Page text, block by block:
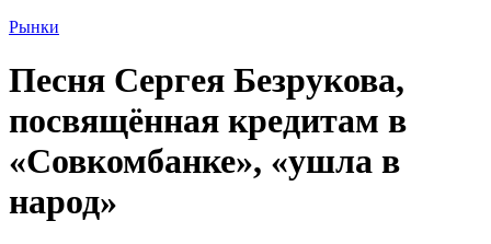
Рынки
Песня Сергея Безрукова,
посвящённая кредитам в
«Совкомбанке», «ушла в
народ»